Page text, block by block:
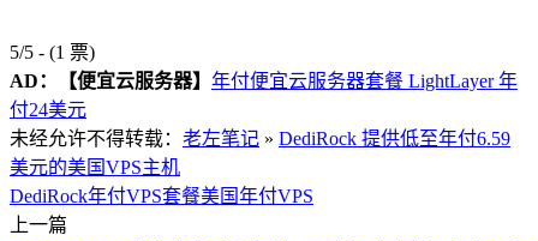
5/5 - (1 票)
AD：
【便宜云服务器】 年付便宜云服务器套餐 LightLayer 年
付24美元
未经允许不得转载： 老左笔记 » DediRock 提供低至年付6.59
美元的美国VPS主机
DediRock年付VPS套餐美国年付VPS
上一篇